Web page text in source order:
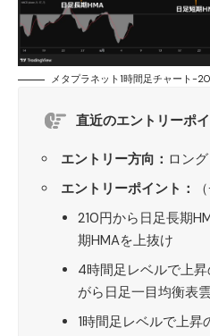
メタプラネット1時間足チャート-
直近のエントリーポ
エントリー方向： ロン
エントリーポイント：
210円から日足長期
期HMAを上抜け
4時間足レベルで上
がら日足一目均衡表
1時間足レベルで上昇